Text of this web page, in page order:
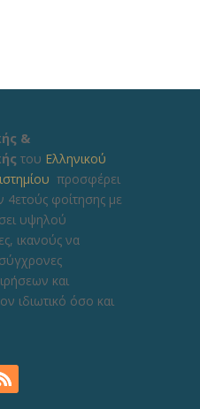
&
του Ελληνικού
προσφέρει
φοίτησης με
υψηλού
ικανούς να
και
ιδιωτικό όσο και